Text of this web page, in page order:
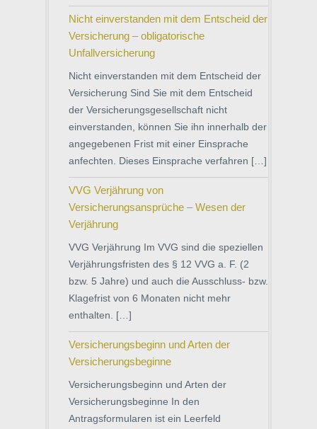
Nicht einverstanden mit dem Entscheid der
Versicherung – obligatorische
Unfallversicherung
Nicht einverstanden mit dem Entscheid der
Versicherung Sind Sie mit dem Entscheid
der Versicherungsgesellschaft nicht
einverstanden, können Sie ihn innerhalb der
angegebenen Frist mit einer Einsprache
anfechten. Dieses Einsprache verfahren […]
VVG Verjährung von
Versicherungsansprüche – Wesen der
Verjährung
VVG Verjährung Im VVG sind die speziellen
Verjährungsfristen des § 12 VVG a. F. (2
bzw. 5 Jahre) und auch die Ausschluss- bzw.
Klagefrist von 6 Monaten nicht mehr
enthalten. […]
Versicherungsbeginn und Arten der
Versicherungsbeginne
Versicherungsbeginn und Arten der
Versicherungsbeginne In den
Antragsformularen ist ein Leerfeld